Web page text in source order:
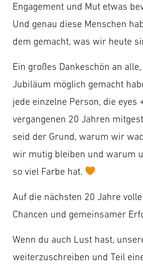
Engagement und Mut etwas
Und genau diese Menschen
dem gemacht, was wir heute
Ein großes Dankeschön an
Jubiläum möglich gemacht
jede einzelne Person, die eyes
vergangenen 20 Jahren
seid der Grund, warum wir
wir mutig bleiben und warum
so viel Farbe hat.
Auf die nächsten 20 Jahre
Chancen und gemeinsamer
Wenn du auch Lust hast,
weiterzuschreiben und Teil